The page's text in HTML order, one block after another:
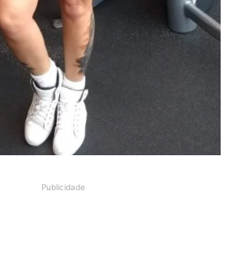
Publicidade